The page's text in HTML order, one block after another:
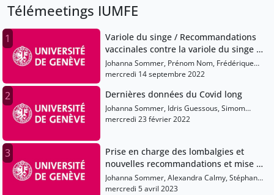
Télémeetings IUMFE
1
Variole du singe / Recommandations
vaccinales contre la variole du singe et
booster contre Covid / Dispositif de
vaccination
Johanna Sommer, Prénom Nom, Frédérique
Jacquérioz, Alessandro Diana, Nathalie Vernaz,
mercredi 14 septembre 2022
2 Dernières données du Covid long
Johanna Sommer, Idris Guessous, Simom
Regard, Alessandro Diana, Mayssam Nehme
mercredi 23 février 2022
3
Prise en charge des lombalgies et
nouvelles recommandations et mise à
jour sur la pénurie des médicaments
et recommandations sur la COVID-
Johanna Sommer, Alexandra Calmy, Stéphane
Genevay, Nathalie Vernaz, Tatiana Sacroug
mercredi 5 avril 2023